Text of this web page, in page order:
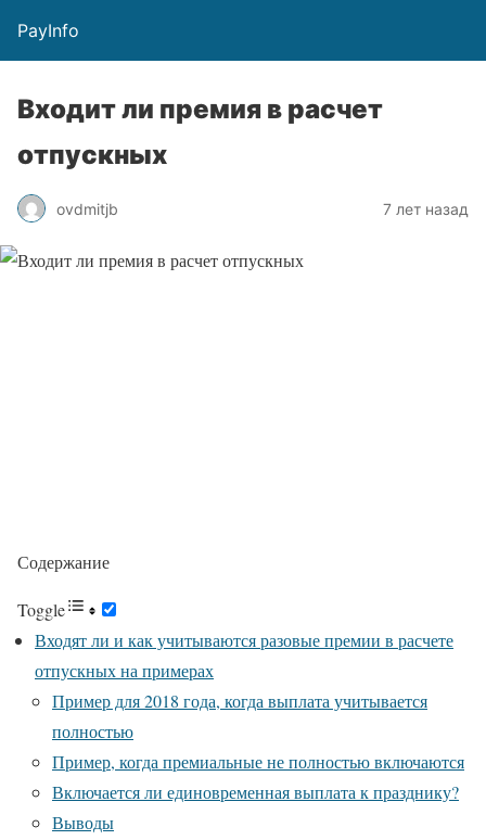
PayInfo
Входит ли премия в расчет
отпускных
ovdmitjb 7 лет назад
Содержание
Toggle
Входят ли и как учитываются разовые премии в расчете
отпускных на примерах
Пример для 2018 года, когда выплата учитывается
полностью
Пример, когда премиальные не полностью включаются
Включается ли единовременная выплата к празднику?
Выводы